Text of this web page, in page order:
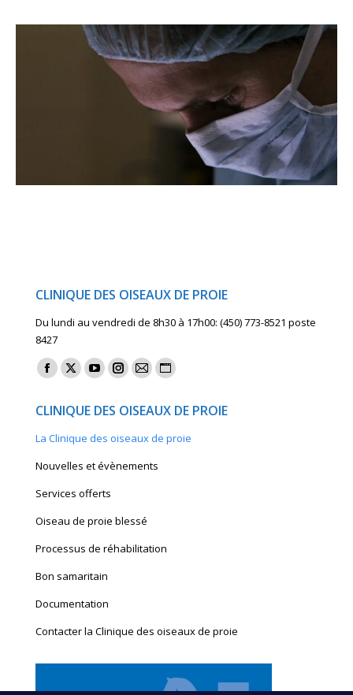
CLINIQUE DES OISEAUX DE PROIE
Du lundi au vendredi de 8h30 à 17h00: (450) 773-8521 poste
8427
Find us on:
Facebook
opens
in
X
opens
in
new
YouTube
opens
in
new
Instagram
opens
in
Mail
opens
in
Website
opens
in
CLINIQUE DES OISEAUX DE PROIE
La Clinique des oiseaux de proie
Nouvelles et évènements
Services offerts
Oiseau de proie blessé
Processus de réhabilitation
Bon samaritain
Documentation
Contacter la Clinique des oiseaux de proie